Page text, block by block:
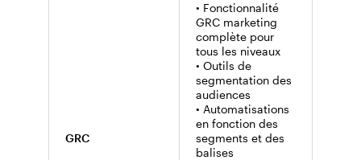
GRC
• Fonctionnalité
GRC marketing
complète pour
tous les niveaux
• Outils de
segmentation des
audiences
• Automatisations
en fonction des
segments et des
balises